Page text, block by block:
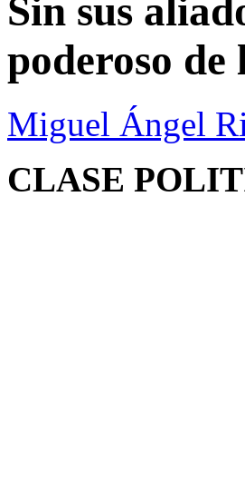
Sin sus
poderoso de
Miguel Ángel
CLASE